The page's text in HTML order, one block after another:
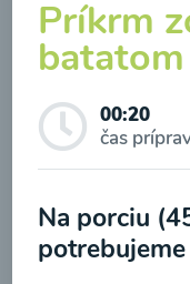
Príkrm
00:20
čas
Na porciu
potrebujeme
Odber
Odoslaním
spracovaním